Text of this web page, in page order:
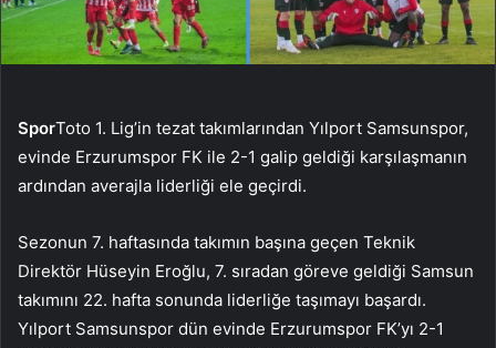
SporToto 1. Lig’in tezat takımlarından Yılport Samsunspor,
evinde Erzurumspor FK ile 2-1 galip geldiği karşılaşmanın
ardından averajla liderliği ele geçirdi.
Sezonun 7. haftasında takımın başına geçen Teknik
Direktör Hüseyin Eroğlu, 7. sıradan göreve geldiği Samsun
takımını 22. hafta sonunda liderliğe taşımayı başardı.
Yılport Samsunspor dün evinde Erzurumspor FK’yı 2-1